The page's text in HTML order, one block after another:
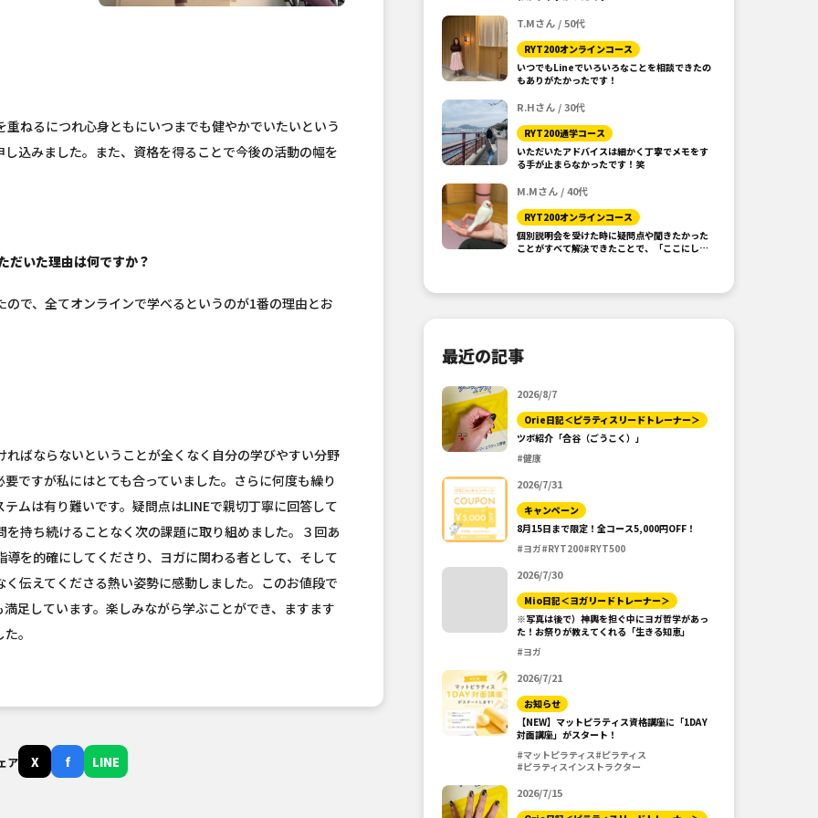
ねるにつれ心身ともにいつまでも健やかでいたいという
込みました。また、資格を得ることで今後の活動の幅を
だいた理由は何ですか？
で、全てオンラインで学べるというのが1番の理由とお
ばならないということが全くなく自分の学びやすい分野
ですが私にはとても合っていました。さらに何度も繰り
ムは有り難いです。疑問点はLINEで親切丁寧に回答して
持ち続けることなく次の課題に取り組めました。３回あ
を的確にしてくださり、ヨガに関わる者として、そして
伝えてくださる熱い姿勢に感動しました。このお値段で
足しています。楽しみながら学ぶことができ、ますます
。
ア X f LINE
T.Mさん / 50代
RYT200オンラインコース
いつでもLineでいろいろなことを相談できたの
もありがたかったです！
R.Hさん / 30代
RYT200通学コース
いただいたアドバイスは細かく丁寧でメモをす
る手が止まらなかったです！笑
M.Mさん / 40代
RYT200オンラインコース
個別説明会を受けた時に疑問点や聞きたかった
ことがすべて解決できたことで、「ここにしよ
最近の記事
2026/8/7
Orie日記＜ピラティスリードトレーナー＞
ツボ紹介「合谷（ごうこく）」
#健康
2026/7/31
キャンペーン
8月15日まで限定！全コース5,000円OFF！
#ヨガ#RYT200#RYT500
2026/7/30
Mio日記＜ヨガリードトレーナー＞
※写真は後で）神輿を担ぐ中にヨガ哲学があっ
た！お祭りが教えてくれる「生きる知恵」
#ヨガ
2026/7/21
お知らせ
【NEW】マットピラティス資格講座に「1DAY
対面講座」がスタート！
#マットピラティス#ピラティス
#ピラティスインストラクター
2026/7/15